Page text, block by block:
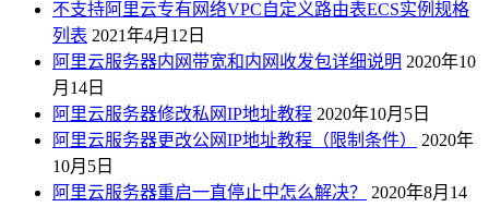
不支持阿里云专有网络VPC自定义路由表ECS实例规格
列表 2021年4月12日
阿里云服务器内网带宽和内网收发包详细说明 2020年10
月14日
阿里云服务器修改私网IP地址教程 2020年10月5日
阿里云服务器更改公网IP地址教程（限制条件）
2020年
10月5日
阿里云服务器重启一直停止中怎么解决？
2020年8月14